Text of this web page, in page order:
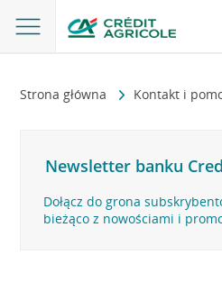
Strona główna Kontakt i
Newsletter banku
Dołącz do grona
bieżąco z nowościami i